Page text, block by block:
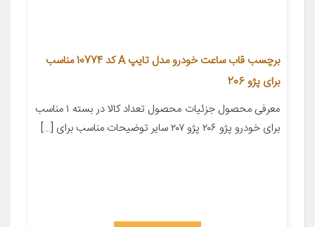
برچسب قاب ساعت خودرو مدل تایپ A کد 10774 مناسب
برای پژو 206
معرفی محصول جزئیات محصول تعداد کالا در بسته ۱ مناسب
برای خودرو پژو ۲۰۶ پژو ۲۰۷ سایر توضیحات مناسب برای […]